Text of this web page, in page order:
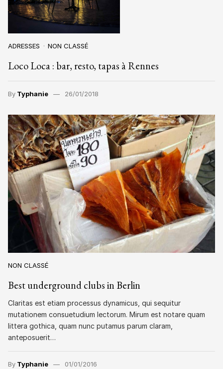
ADRESSES NON CLASSÉ
Loco Loca : bar, resto, tapas à Rennes
By Typhanie 26/01/2018
NON CLASSÉ
Best underground clubs in Berlin
Claritas est etiam processus dynamicus, qui sequitur
mutationem consuetudium lectorum. Mirum est notare quam
littera gothica, quam nunc putamus parum claram,
anteposuerit…
By Typhanie 01/01/2016